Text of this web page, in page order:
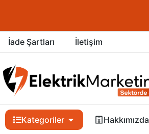
İade Şartları İletişim
Kategoriler Hakkımızda